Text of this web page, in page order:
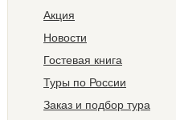
Акция
Новости
Гостевая книга
Туры по России
Заказ и подбор тура